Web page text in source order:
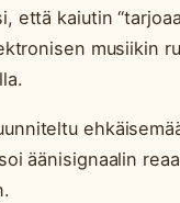
että kaiutin
musiikin
äänisignaalin